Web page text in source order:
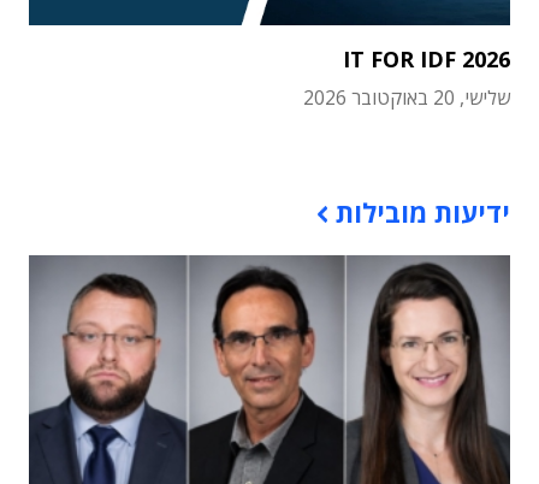
IT FOR IDF 2026
שלישי, 20 באוקטובר 2026
ידיעות מובילות